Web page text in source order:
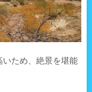
ため、絶景を堪能